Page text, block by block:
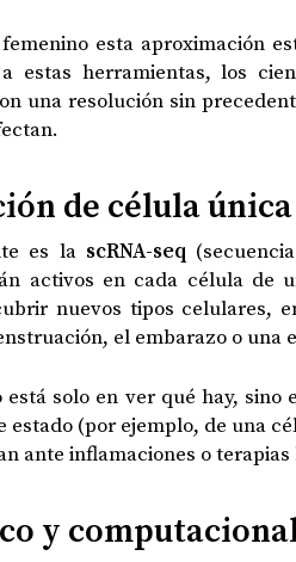
esta aproximación
estas herramientas, los
una resolución sin
de célula
es la scRNA-seq
activos en cada célula de
nuevos tipos celulares,
el embarazo o una
solo en ver qué hay, sino
estado (por ejemplo, de una
ante inflamaciones o terapias
y